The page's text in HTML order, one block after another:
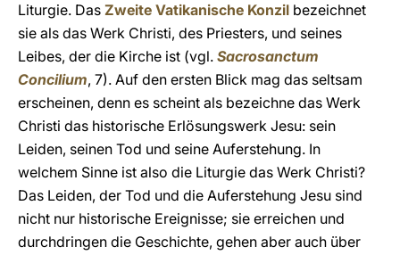
Liturgie. Das Zweite Vatikanische Konzil bezeichnet
sie als das Werk Christi, des Priesters, und seines
Leibes, der die Kirche ist (vgl. Sacrosanctum
Concilium, 7). Auf den ersten Blick mag das seltsam
erscheinen, denn es scheint als bezeichne das Werk
Christi das historische Erlösungswerk Jesu: sein
Leiden, seinen Tod und seine Auferstehung. In
welchem Sinne ist also die Liturgie das Werk Christi?
Das Leiden, der Tod und die Auferstehung Jesu sind
nicht nur historische Ereignisse; sie erreichen und
durchdringen die Geschichte, gehen aber auch über